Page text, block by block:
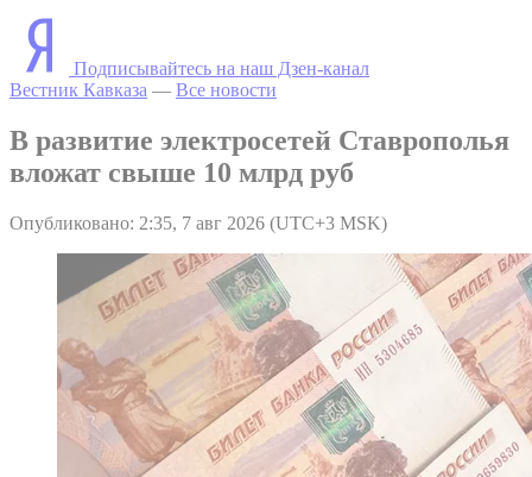
Подписывайтесь на наш Дзен-канал
Вестник Кавказа — Все новости
В развитие электросетей Ставрополья
вложат свыше 10 млрд руб
Опубликовано: 2:35, 7 авг 2026 (UTC+3 MSK)